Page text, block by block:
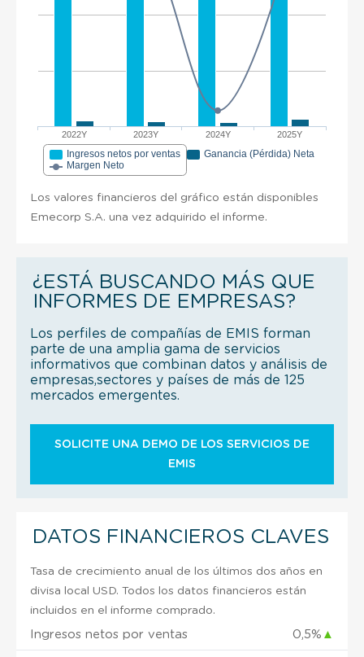
2022Y 2023Y 2024Y 2025Y
Ingresos netos por ventas
Ganancia (Pérdida) Neta
Margen Neto
Los valores financieros del gráfico están disponibles
Emecorp S.A. una vez adquirido el informe.
¿ESTÁ BUSCANDO MÁS QUE
INFORMES DE EMPRESAS?
Los perfiles de compañías de EMIS forman
parte de una amplia gama de servicios
informativos que combinan datos y análisis de
empresas,sectores y países de más de 125
mercados emergentes.
SOLICITE UNA DEMO DE LOS SERVICIOS DE
EMIS
DATOS FINANCIEROS CLAVES
Tasa de crecimiento anual de los últimos dos años en
divisa local USD. Todos los datos financieros están
incluidos en el informe comprado.
Ingresos netos por ventas 0,5% ▲